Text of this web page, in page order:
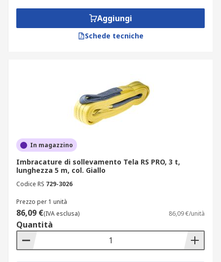
Aggiungi
Schede tecniche
In magazzino
Imbracature di sollevamento Tela RS PRO, 3 t,
lunghezza 5 m, col. Giallo
Codice RS 729-3026
Prezzo per 1 unità
86,09 €(IVA esclusa) 86,09 €/unità
Quantità